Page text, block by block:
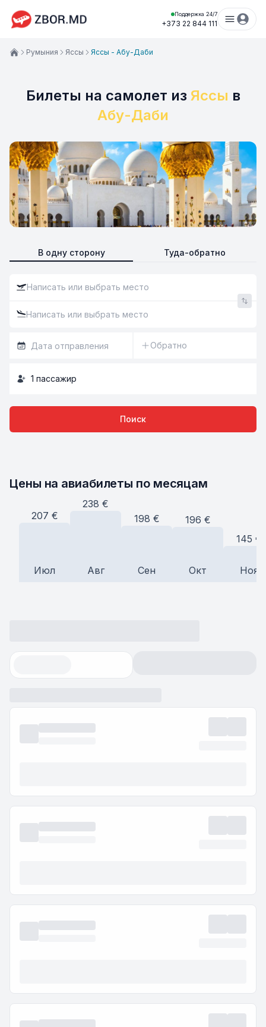
Поддержка 24/7
+373 22 844 111
Билеты на самолет из Яссы в
Абу-Даби
В одну сторону Туда-обратно
Обратно
1 пассажир
Поиск
Румыния Яссы Яссы - Абу-Даби
Цены на авиабилеты по месяцам
207 €
Июл
238 €
Авг
198 €
Сен
196 €
Окт
145 €
Ноя